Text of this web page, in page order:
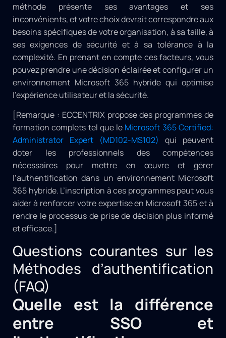
méthode présente ses avantages et ses
inconvénients, et votre choix devrait correspondre aux
besoins spécifiques de votre organisation, à sa taille, à
ses exigences de sécurité et à sa tolérance à la
complexité. En prenant en compte ces facteurs, vous
pouvez prendre une décision éclairée et configurer un
environnement Microsoft 365 hybride qui optimise
l’expérience utilisateur et la sécurité.
[Remarque : ECCENTRIX propose des programmes de
formation complets tel que le Microsoft 365 Certified:
Administrator Expert (MD102-MS102) qui peuvent
doter les professionnels des compétences
nécessaires pour mettre en œuvre et gérer
l’authentification dans un environnement Microsoft
365 hybride. L’inscription à ces programmes peut vous
aider à renforcer votre expertise en Microsoft 365 et à
rendre le processus de prise de décision plus informé
et efficace.]
Questions courantes sur les
Méthodes d’authentification
(FAQ)
Quelle est la différence
entre SSO et